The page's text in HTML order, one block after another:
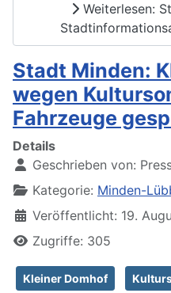
Weiterlesen:
Stadt Minden:
wegen
Fahrzeuge
Details
Geschrieben von:
Kategorie: Minden-
Veröffentlicht: 19.
Zugriffe: 305
Kleiner Domhof